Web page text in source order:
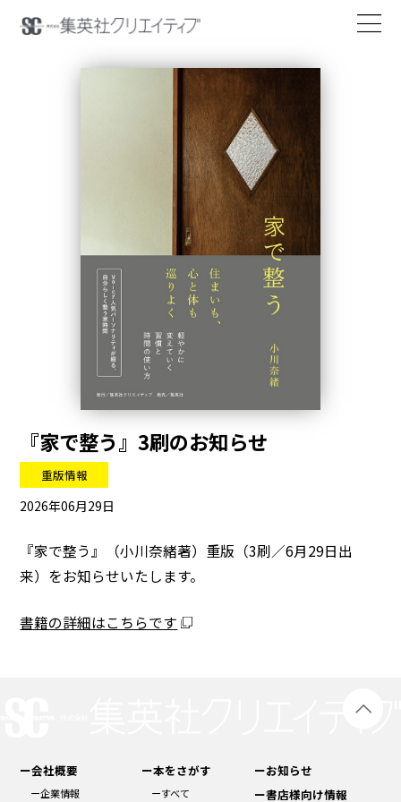
『家で整う』3刷のお知らせ
重版情報
2026年06月29日
『家で整う』（小川奈緒著）重版（3刷／6月29日出
来）をお知らせいたします。
書籍の詳細はこちらです
ー会社概要
ー企業情報
ー本をさがす
ーすべて
ーお知らせ
ー書店様向け情報